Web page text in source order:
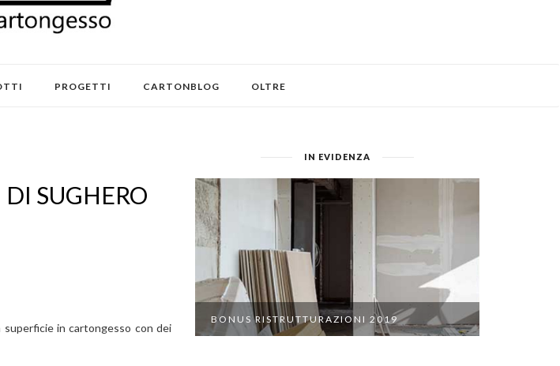
PROGETTI CARTONBLOG OLTRE
SUGHERO
in cartongesso con dei
IN EVIDENZA
BONUS RISTRUTTURAZIONI 2019